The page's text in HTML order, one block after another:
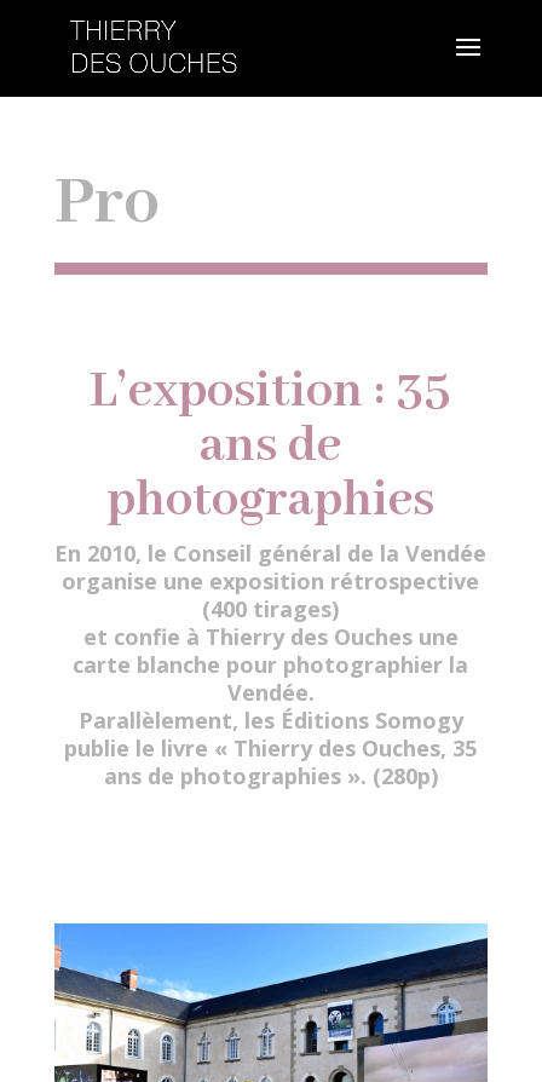
Pro
L’exposition : 35
ans de
photographies
En 2010, le Conseil général de la Vendée
organise une exposition rétrospective
(400 tirages)
et confie à Thierry des Ouches une
carte blanche pour photographier la
Vendée.
Parallèlement, les Éditions Somogy
publie le livre « Thierry des Ouches, 35
ans de photographies ». (280p)